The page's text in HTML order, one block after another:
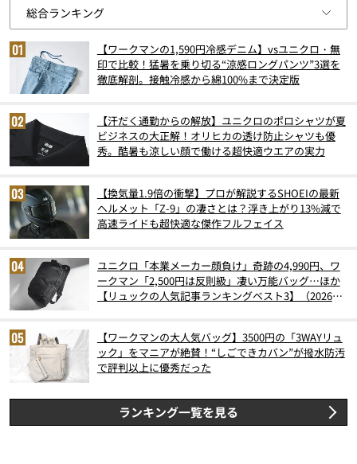
【ワークマンの1,590円冷感デニム】vsユニクロ・無
印で比較！猛暑を乗り切る“涼感ロングパンツ”3選を
徹底解剖。接触冷感から綿100%まで決定版
【汗だく通勤からの解放】ユニクロのポロシャツが夏
ビジネスの大正解！オリヒカの透け防止シャツも優
秀。酷暑も涼しい顔で働ける超快適ウエアの実力
【換気量1.9倍の衝撃】プロが解説するSHOEIの最新
ヘルメット「Z-9」の凄さとは？浮き上がり13%減で
高速ライドも超快適な傑作フルフェイス
ユニクロ「本業メーカー顔負け」奇跡の4,990円、ワ
ークマン「2,500円は反則級」凄い万能バッグ…ほか
【リュックの人気記事ランキングベスト3】（2026年
【ワークマンの大人気バッグ】3500円の「3WAYリュ
ック」をマニアが絶賛！“しごできカバン”が撥水防汚
で評判以上に優秀だった
ランキング一覧を見る